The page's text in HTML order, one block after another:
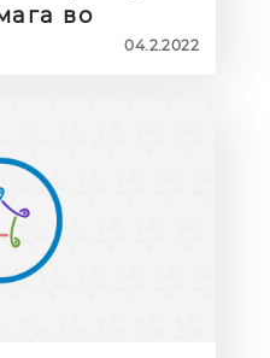
во
04.2.2022